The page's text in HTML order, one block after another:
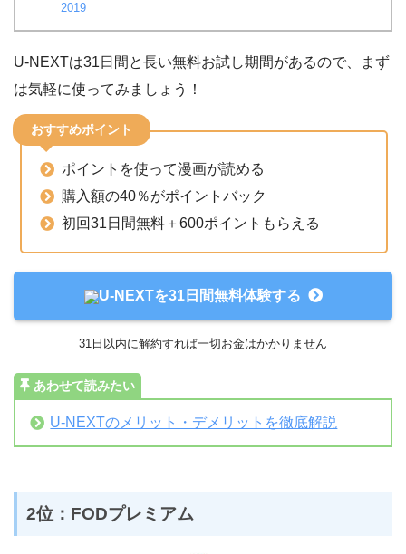
2019
U-NEXTは31日間と長い無料お試し期間があるので、まず
は気軽に使ってみましょう！
おすすめポイント
ポイントを使って漫画が読める
購入額の40％がポイントバック
初回31日間無料＋600ポイントもらえる
U-NEXTを31日間無料体験する
31日以内に解約すれば一切お金はかかりません
あわせて読みたい
U-NEXTのメリット・デメリットを徹底解説
2位：FODプレミアム